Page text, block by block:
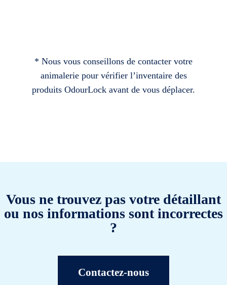
* Nous vous conseillons de contacter votre
animalerie pour vérifier l’inventaire des
produits OdourLock avant de vous déplacer.
Vous ne trouvez pas votre détaillant
ou nos informations sont incorrectes
?
Contactez-nous